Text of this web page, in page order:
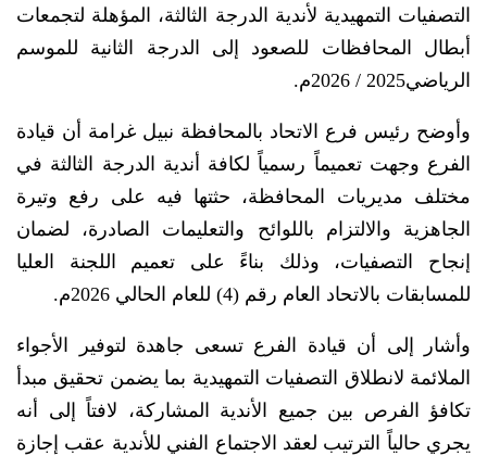
التصفيات التمهيدية لأندية الدرجة الثالثة، المؤهلة لتجمعات
أبطال المحافظات للصعود إلى الدرجة الثانية للموسم
الرياضي2025 / 2026م.
وأوضح رئيس فرع الاتحاد بالمحافظة نبيل غرامة أن قيادة
الفرع وجهت تعميماً رسمياً لكافة أندية الدرجة الثالثة في
مختلف مديريات المحافظة، حثتها فيه على رفع وتيرة
الجاهزية والالتزام باللوائح والتعليمات الصادرة، لضمان
إنجاح التصفيات، وذلك بناءً على تعميم اللجنة العليا
للمسابقات بالاتحاد العام رقم (4) للعام الحالي 2026م.
وأشار إلى أن قيادة الفرع تسعى جاهدة لتوفير الأجواء
الملائمة لانطلاق التصفيات التمهيدية بما يضمن تحقيق مبدأ
تكافؤ الفرص بين جميع الأندية المشاركة، لافتاً إلى أنه
يجري حالياً الترتيب لعقد الاجتماع الفني للأندية عقب إجازة